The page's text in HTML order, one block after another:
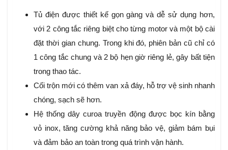
Tủ điện được thiết kế gọn gàng và dễ sử dụng hơn,
với 2 công tắc riêng biệt cho từng motor và một bộ cài
đặt thời gian chung. Trong khi đó, phiên bản cũ chỉ có
1 công tắc chung và 2 bộ hẹn giờ riêng lẻ, gây bất tiện
trong thao tác.
Cối trộn mới có thêm van xả đáy, hỗ trợ vệ sinh nhanh
chóng, sạch sẽ hơn.
Hệ thống dây curoa truyền động được bọc kín bằng
vỏ inox, tăng cường khả năng bảo vệ, giảm bám bụi
và đảm bảo an toàn trong quá trình vận hành.